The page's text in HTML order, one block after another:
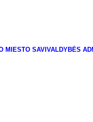
MIESTO SAVIVALDYBĖS